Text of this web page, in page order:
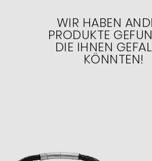
WIR HABEN
PRODUKTE
DIE IHNEN
KÖNNTEN!